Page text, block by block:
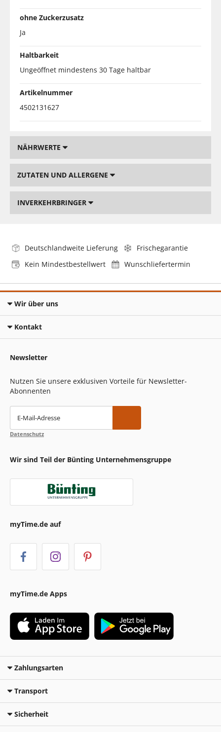
ohne Zuckerzusatz
Ja
Haltbarkeit
Ungeöffnet mindestens 30 Tage haltbar
Artikelnummer
4502131627
NÄHRWERTE
ZUTATEN UND ALLERGENE
INVERKEHRBRINGER
Deutschlandweite Lieferung
Frischegarantie
Kein Mindestbestellwert
Wunschliefertermin
Wir über uns
Kontakt
Newsletter
Nutzen Sie unsere exklusiven Vorteile für Newsletter-
Abonnenten
E-Mail-Adresse
Datenschutz
Wir sind Teil der Bünting Unternehmensgruppe
myTime.de auf
myTime.de Apps
Zahlungsarten
Transport
Sicherheit